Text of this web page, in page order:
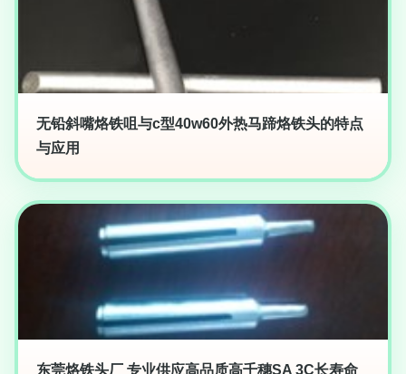
无铅斜嘴烙铁咀与c型40w60外热马蹄烙铁头的特点
与应用
东莞烙铁头厂 专业供应高品质高千穗SA 3C长寿命